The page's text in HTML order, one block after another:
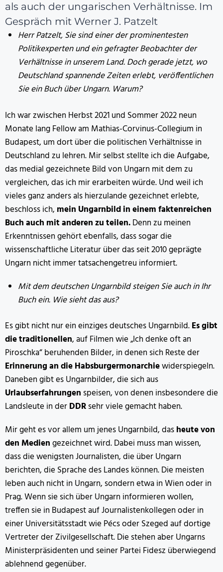
als auch der ungarischen Verhältnisse. Im
Gespräch mit Werner J. Patzelt
Herr Patzelt, Sie sind einer der prominentesten
Politikexperten und ein gefragter Beobachter der
Verhältnisse in unserem Land. Doch gerade jetzt, wo
Deutschland spannende Zeiten erlebt, veröffentlichen
Sie ein Buch über Ungarn. Warum?
Ich war zwischen Herbst 2021 und Sommer 2022 neun
Monate lang Fellow am Mathias-Corvinus-Collegium in
Budapest, um dort über die politischen Verhältnisse in
Deutschland zu lehren. Mir selbst stellte ich die Aufgabe,
das medial gezeichnete Bild von Ungarn mit dem zu
vergleichen, das ich mir erarbeiten würde. Und weil ich
vieles ganz anders als hierzulande gezeichnet erlebte,
beschloss ich, mein Ungarnbild in einem faktenreichen
Buch auch mit anderen zu teilen.Denn zu meinen
Erkenntnissen gehört ebenfalls, dass sogar die
wissenschaftliche Literatur über das seit 2010 geprägte
Ungarn nicht immer tatsachengetreu informiert.
Mit dem deutschen Ungarnbild steigen Sie auch in Ihr
Buch ein. Wie sieht das aus?
Es gibt nicht nur ein einziges deutsches Ungarnbild.Es gibt
die traditionellen, auf Filmen wie „Ich denke oft an
Piroschka“ beruhenden Bilder, in denen sich Reste der
Erinnerung an die Habsburgermonarchiewiderspiegeln.
Daneben gibt es Ungarnbilder, die sich aus
Urlaubserfahrungen speisen, von denen insbesondere die
Landsleute in derDDRsehr viele gemacht haben.
Mir geht es vor allem um jenes Ungarnbild, dasheute von
den Mediengezeichnet wird. Dabei muss man wissen,
dass die wenigsten Journalisten, die über Ungarn
berichten, die Sprache des Landes können. Die meisten
leben auch nicht in Ungarn, sondern etwa in Wien oder in
Prag. Wenn sie sich über Ungarn informieren wollen,
treffen sie in Budapest auf Journalistenkollegen oder in
einer Universitätsstadt wie Pécs oder Szeged auf dortige
Vertreter der Zivilgesellschaft. Die stehen aber Ungarns
Ministerpräsidenten und seiner Partei Fidesz überwiegend
ablehnend gegenüber.